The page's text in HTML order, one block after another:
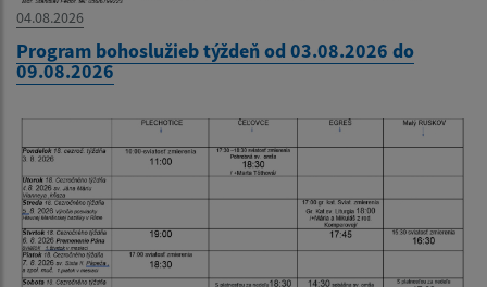
04.08.2026
Program bohoslužieb týždeň od 03.08.2026 do
09.08.2026